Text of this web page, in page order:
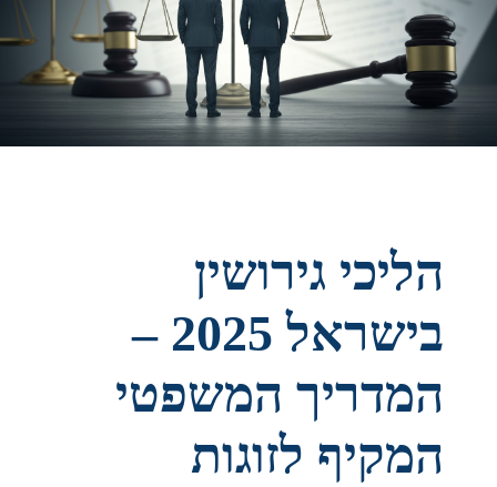
הליכי גירושין
בישראל 2025 –
המדריך המשפטי
המקיף לזוגות